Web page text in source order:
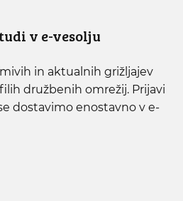
v e-vesolju
in aktualnih grižljajev
družbenih omrežij. Prijavi
dostavimo enostavno v e-